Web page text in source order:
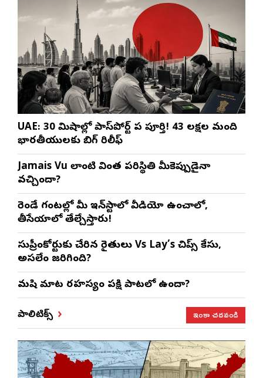
UAE: 30 నిమిషాల్లో పాస్‌పోర్ట్ పని పూర్తి! 43 లక్షల మంది
భారతీయులకు బిగ్ రిలీఫ్
Jamais Vu లాంటి వింత పరిస్థితి మీకెప్పుడైనా
వచ్చిందా?
రెండే గంటల్లో మీ ఇన్‌స్టాలో వీడియో ఉంచాలో,
తీసేయాలో తేల్చేస్తారు!
సుప్రీంకోర్టుకు చేరిన రైతులు Vs Lay’s చిప్స్‌ కేసు,
అసలేం జరిగింది?
మనిషి మాట రహస్యం పక్షి పాటలో ఉందా?
పాలిటిక్స్ ఇంకా చదవండి